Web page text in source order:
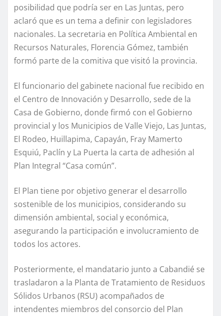
posibilidad que podría ser en Las Juntas, pero
aclaró que es un tema a definir con legisladores
nacionales. La secretaria en Política Ambiental en
Recursos Naturales, Florencia Gómez, también
formó parte de la comitiva que visitó la provincia.
El funcionario del gabinete nacional fue recibido en
el Centro de Innovación y Desarrollo, sede de la
Casa de Gobierno, donde firmó con el Gobierno
provincial y los Municipios de Valle Viejo, Las Juntas,
El Rodeo, Huillapima, Capayán, Fray Mamerto
Esquiú, Paclín y La Puerta la carta de adhesión al
Plan Integral “Casa común”.
El Plan tiene por objetivo generar el desarrollo
sostenible de los municipios, considerando su
dimensión ambiental, social y económica,
asegurando la participación e involucramiento de
todos los actores.
Posteriormente, el mandatario junto a Cabandié se
trasladaron a la Planta de Tratamiento de Residuos
Sólidos Urbanos (RSU) acompañados de
intendentes miembros del consorcio del Plan